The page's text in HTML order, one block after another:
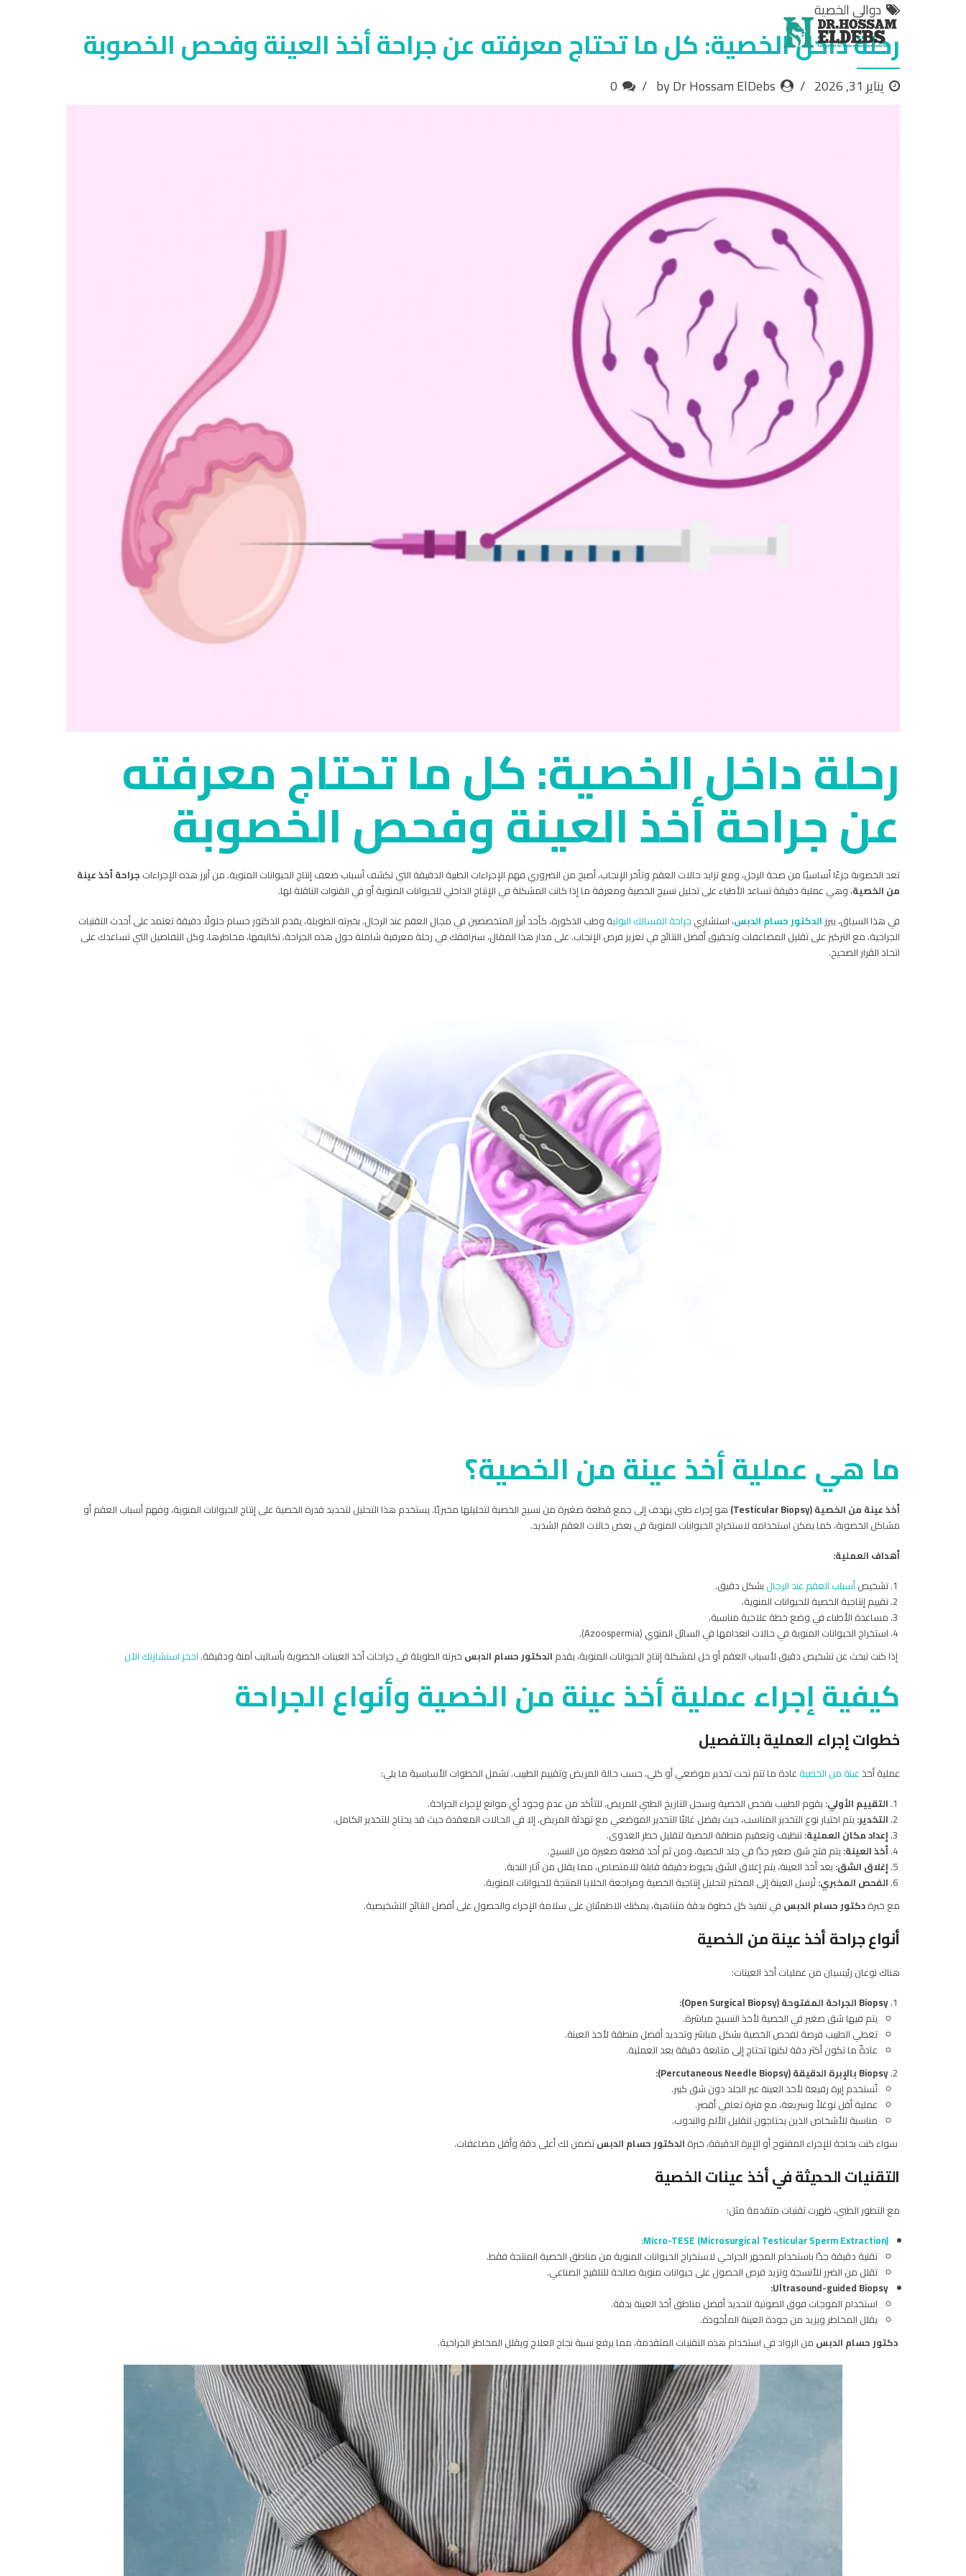
دوالي الخصية
رحلة داخل الخصية: كل ما تحتاج معرفته عن جراحة أخذ العينة وفحص الخصوبة
يناير 31, 2026 by Dr Hossam ElDebs
0
رحلة داخل الخصية: كل ما تحتاج معرفته
عن جراحة أخذ العينة وفحص الخصوبة
تعد الخصوبة جزءًا أساسيًا من صحة الرجل، ومع تزايد حالات العقم وتأخر الإنجاب، أصبح من الضروري فهم الإجراءات الطبية الدقيقة التي تكشف أسباب ضعف إنتاج الحيوانات المنوية. من أبرز هذه الإجراءات جراحة أخذ عينة
من الخصية، وهي عملية دقيقة تساعد الأطباء على تحليل نسيج الخصية ومعرفة ما إذا كانت المشكلة في الإنتاج الداخلي للحيوانات المنوية أو في القنوات الناقلة لها.
في هذا السياق، يبرز الدكتور حسام الدبس، استشاري جراحة المسالك البولية وطب الذكورة، كأحد أبرز المتخصصين في مجال العقم عند الرجال. بخبرته الطويلة، يقدم الدكتور حسام حلولًا دقيقة تعتمد على أحدث التقنيات
الجراحية، مع التركيز على تقليل المضاعفات وتحقيق أفضل النتائج في تعزيز فرص الإنجاب. على مدار هذا المقال، سنرافقك في رحلة معرفية شاملة حول هذه الجراحة، تكاليفها، مخاطرها، وكل التفاصيل التي تساعدك على
اتخاذ القرار الصحيح.
ما هي عملية أخذ عينة من الخصية؟
أخذ عينة من الخصية (Testicular Biopsy)
هو إجراء طبي يهدف إلى جمع قطعة صغيرة من نسيج الخصية لتحليلها مخبريًا. يستخدم هذا التحليل لتحديد قدرة الخصية على إنتاج الحيوانات المنوية، وفهم أسباب العقم أو
مشاكل الخصوبة، كما يمكن استخدامه لاستخراج الحيوانات المنوية في بعض حالات العقم الشديد.
أهداف العملية:
تشخيصأسباب العقم عند الرجال بشكل دقيق.
تقييم إنتاجية الخصية للحيوانات المنوية.
مساعدة الأطباء في وضع خطة علاجية مناسبة.
استخراج الحيوانات المنوية في حالات انعدامها في السائل المنوي (Azoospermia).
إذا كنت تبحث عن تشخيص دقيق لأسباب العقم أو حل لمشكلة إنتاج الحيوانات المنوية، يقدم الدكتور حسام الدبس خبرته الطويلة في جراحات أخذ العينات الخصوية بأساليب آمنة ودقيقة. احجز استشارتك الآن
كيفية إجراء عملية أخذ عينة من الخصية وأنواع الجراحة
خطوات إجراء العملية بالتفصيل
عملية أخذعينة من الخصية عادة ما تتم تحت تخدير موضعي أو كلي، حسب حالة المريض وتقييم الطبيب. تشمل الخطوات الأساسية ما يلي:
التقييم الأولي:يقوم الطبيب بفحص الخصية وسجل التاريخ الطبي للمريض، للتأكد من عدم وجود أي موانع لإجراء الجراحة.
التخدير:يتم اختيار نوع التخدير المناسب، حيث يفضل غالبًا التخدير الموضعي مع تهدئة المريض، إلا في الحالات المعقدة حيث قد يحتاج للتخدير الكامل.
إعداد مكان العملية:تنظيف وتعقيم منطقة الخصية لتقليل خطر العدوى.
أخذ العينة:يتم فتح شق صغير جدًا في جلد الخصية، ومن ثم أخذ قطعة صغيرة من النسيج.
إغلاق الشق: بعد أخذ العينة، يتم إغلاق الشق بخيوط دقيقة قابلة للامتصاص، مما يقلل من آثار الندبة.
الفحص المخبري:تُرسل العينة إلى المختبر لتحليل إنتاجية الخصية ومراجعة الخلايا المنتجة للحيوانات المنوية.
مع خبرةدكتور حسام الدبس في تنفيذ كل خطوة بدقة متناهية، يمكنك الاطمئنان على سلامة الإجراء والحصول على أفضل النتائج التشخيصية.
أنواع جراحة أخذ عينة من الخصية
هناك نوعان رئيسيان من عمليات أخذ العينات:
Biopsy الجراحة المفتوحة (Open Surgical Biopsy):
يتم فيها شق صغير في الخصية لأخذ النسيج مباشرة.
تعطي الطبيب فرصة لفحص الخصية بشكل مباشر وتحديد أفضل منطقة لأخذ العينة.
عادةً ما تكون أكثر دقة لكنها تحتاج إلى متابعة دقيقة بعد العملية.
Biopsy بالإبرة الدقيقة (Percutaneous Needle Biopsy):
تُستخدم إبرة رفيعة لأخذ العينة عبر الجلد دون شق كبير.
عملية أقل توغلاً وسريعة، مع فترة تعافي أقصر.
مناسبة للأشخاص الذين يحتاجون لتقليل الألم والندوب.
سواء كنت بحاجة للإجراء المفتوح أو الإبرة الدقيقة، خبرة الدكتور حسام الدبستضمن لك أعلى دقة وأقل مضاعفات.
التقنيات الحديثة في أخذ عينات الخصية
مع التطور الطبي، ظهرت تقنيات متقدمة مثل:
Micro-TESE (Microsurgical Testicular Sperm Extraction):
تقنية دقيقة جدًا باستخدام المجهر الجراحي لاستخراج الحيوانات المنوية من مناطق الخصية المنتجة فقط.
تقلل من الضرر للأنسجة وتزيد فرص الحصول على حيوانات منوية صالحة للتلقيح الصناعي.
Ultrasound-guided Biopsy:
استخدام الموجات فوق الصوتية لتحديد أفضل مناطق أخذ العينة بدقة.
يقلل المخاطر ويزيد من جودة العينة المأخوذة.
دكتور حسام الدبس من الرواد في استخدام هذه التقنيات المتقدمة، مما يرفع نسبة نجاح العلاج ويقلل المخاطر الجراحية.